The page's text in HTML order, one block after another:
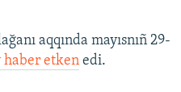
aqqında mayısnıñ 29-
etken edi.